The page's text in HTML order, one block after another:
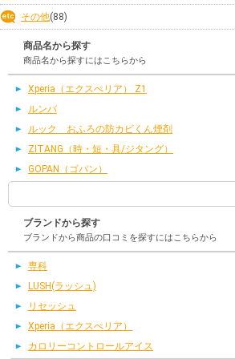
その他(88)
商品名から探す
商品名から探すにはこちらから
Xperia（エクスぺリア） Z1
ルンバ
ルック おふろの防カビくん煙剤
ZITANG（時・短・具/ジタング）
GOPAN（ゴパン）
ブランドから探す
ブランドから商品の口コミを探すにはこちらから
専科
LUSH(ラッシュ)
リセッシュ
Xperia（エクスぺリア）
カロリーコントロールアイス